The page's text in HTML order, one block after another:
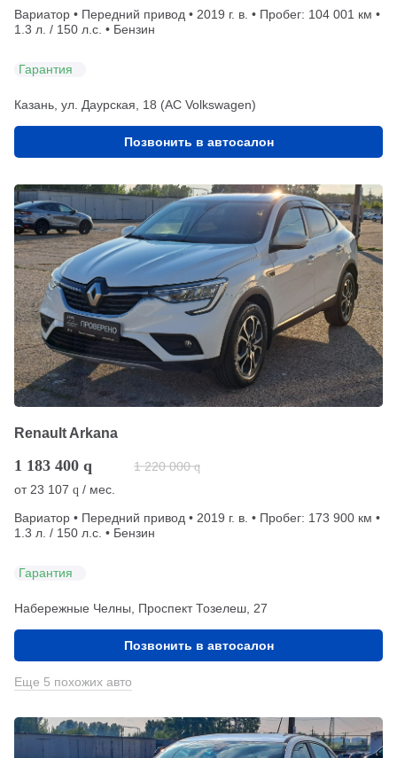
Вариатор • Передний привод • 2019 г. в. • Пробег: 104 001 км •
1.3 л. / 150 л.с. • Бензин
Гарантия
Казань, ул. Даурская, 18 (АС Volkswagen)
Позвонить в автосалон
Renault Arkana
1 183 400 q 1 220 000 q
от 23 107 q / мес.
Вариатор • Передний привод • 2019 г. в. • Пробег: 173 900 км •
1.3 л. / 150 л.с. • Бензин
Гарантия
Набережные Челны, Проспект Тозелеш, 27
Позвонить в автосалон
Еще 5 похожих авто